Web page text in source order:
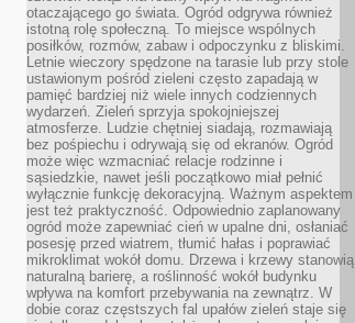
otaczającego go świata. Ogród odgrywa również
istotną rolę społeczną. To miejsce wspólnych
posiłków, rozmów, zabaw i odpoczynku z bliskimi.
Letnie wieczory spędzone na tarasie lub przy stole
ustawionym pośród zieleni często zapadają w
pamięć bardziej niż wiele innych codziennych
wydarzeń. Zieleń sprzyja spokojniejszej
atmosferze. Ludzie chętniej siadają, rozmawiają
bez pośpiechu i odrywają się od ekranów. Ogród
może więc wzmacniać relacje rodzinne i
sąsiedzkie, nawet jeśli początkowo miał pełnić
wyłącznie funkcję dekoracyjną. Ważnym aspektem
jest też praktyczność. Odpowiednio zaplanowany
ogród może zapewniać cień w upalne dni, osłaniać
posesję przed wiatrem, tłumić hałas i poprawiać
mikroklimat wokół domu. Drzewa i krzewy stanowią
naturalną barierę, a roślinność wokół budynku
wpływa na komfort przebywania na zewnątrz. W
dobie coraz częstszych fal upałów zieleń staje się